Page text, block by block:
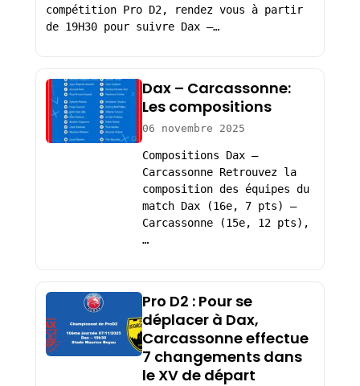
compétition Pro D2, rendez vous à partir
de 19H30 pour suivre Dax –…
Dax – Carcassonne:
Les compositions
06 novembre 2025
Compositions Dax –
Carcassonne Retrouvez la
composition des équipes du
match Dax (16e, 7 pts) –
Carcassonne (15e, 12 pts),
…
Pro D2 : Pour se
déplacer à Dax,
Carcassonne effectue
7 changements dans
le XV de départ